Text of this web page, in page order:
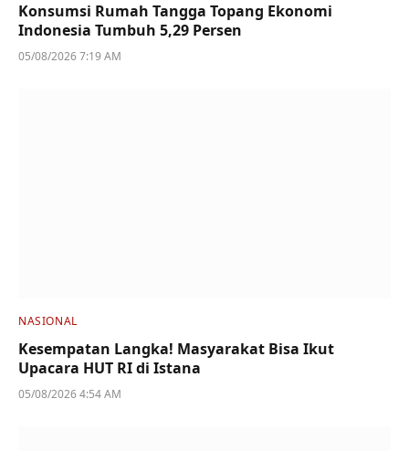
Konsumsi Rumah Tangga Topang Ekonomi
Indonesia Tumbuh 5,29 Persen
05/08/2026 7:19 AM
NASIONAL
Kesempatan Langka! Masyarakat Bisa Ikut
Upacara HUT RI di Istana
05/08/2026 4:54 AM